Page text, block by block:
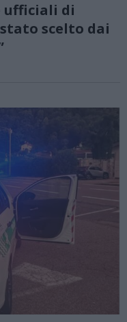
ufficiali di
scelto dai